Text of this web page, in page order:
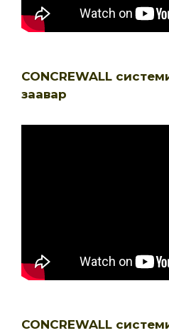
CONCREWALL
заавар
CONCREWALL